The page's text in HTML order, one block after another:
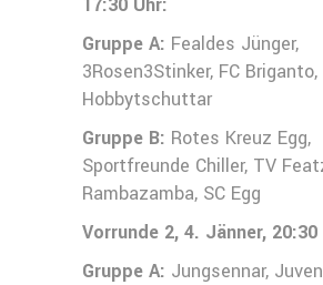
Gruppe A: Fealdes Jünger,
3Rosen3Stinker, FC Briganto,
Hobbytschuttar
Gruppe B: Rotes Kreuz Egg,
Sportfreunde Chiller, TV
Rambazamba, SC Egg
Vorrunde 2, 4. Jänner, 20:30
Gruppe A: Jungsennar,